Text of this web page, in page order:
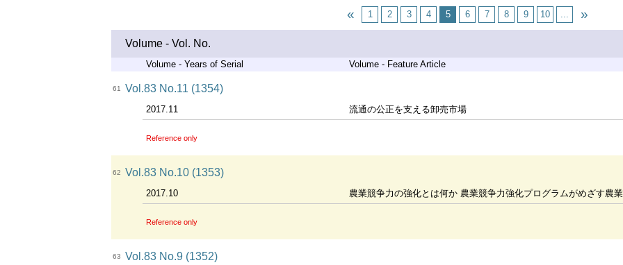
1 2 3 4 5 6 7 8 9 10 ...
Volume - Vol. No.
Volume - Years of Serial Volume - Feature Article
61 Vol.83 No.11 (1354)
2017.11 流通の公正を支える卸売市場
Reference only
62 Vol.83 No.10 (1353)
2017.10 農業競争力の強化とは何か 農業競争力強化プログラムがめざす農
Reference only
63 Vol.83 No.9 (1352)